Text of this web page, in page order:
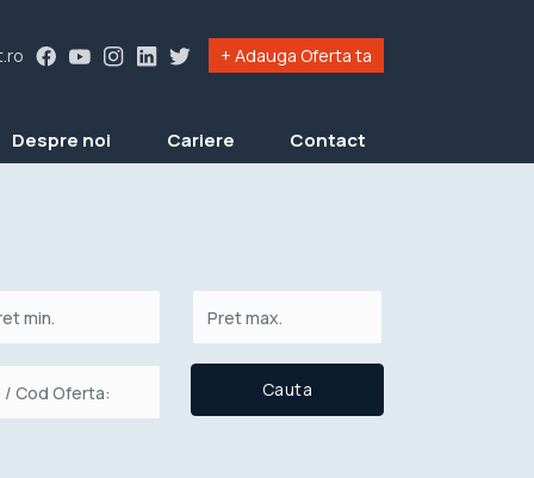
+ Adauga Oferta ta
Despre noi Cariere Contact
Cauta